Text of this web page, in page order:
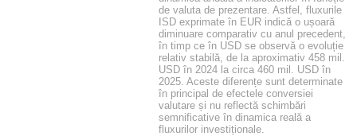
de valuta de prezentare. Astfel, fluxurile
ISD exprimate în EUR indică o ușoară
diminuare comparativ cu anul precedent,
în timp ce în USD se observă o evoluție
relativ stabilă, de la aproximativ 458 mil.
USD în 2024 la circa 460 mil. USD în
2025. Aceste diferențe sunt determinate
în principal de efectele conversiei
valutare și nu reflectă schimbări
semnificative în dinamica reală a
fluxurilor investiționale.